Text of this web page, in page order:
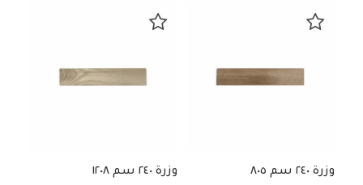
وزرة ٢٤٠ سم ٨٠٥ وزرة ٢٤٠ سم ١٢٠٨